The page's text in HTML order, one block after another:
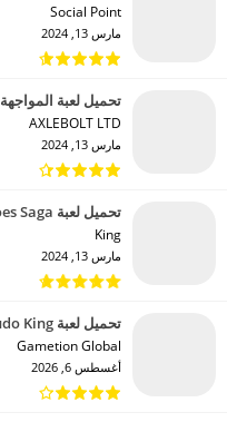
Social Point‏
مارس 13, 2024
تحميل لعبة المواجهة 2 مهكرة للاندرويد 2024
AXLEBOLT LTD‏
مارس 13, 2024
تحميل لعبة Farm Heroes Saga مهكرة للاندرويد 2024
King‏
مارس 13, 2024
تحميل لعبة Ludo King™ مهكرة للاندرويد 2024
Gametion Global‏
أغسطس 6, 2026